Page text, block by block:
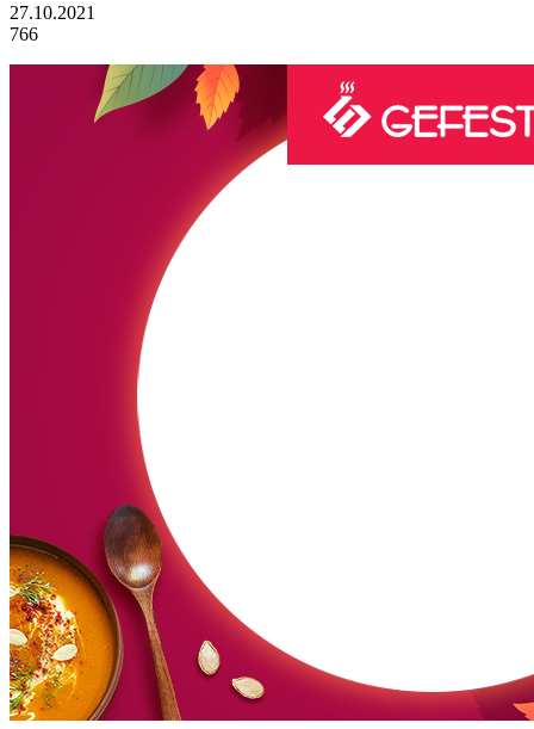
27.10.2021
766